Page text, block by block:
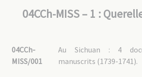
04CCh-SI – 2.3 : Biens de la mission
04CCh-SI – 2.4 : Clergé chinois
西昌 / Ningyuan / Kientchang)
04CCh-SI – 3.1 : Administration
04CCh-SI – 3.2 : Vie de la mission
04CCh-MISS – 1 :
04CCh-
MISS/001
Au Sichuan : 4
manuscrits (1739-1741).